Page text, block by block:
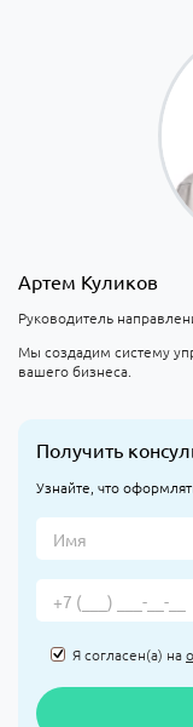
Артем Куликов
Руководитель
Мы создадим систему
вашего бизнеса.
Получить
Узнайте, что
Я согласен(а) на